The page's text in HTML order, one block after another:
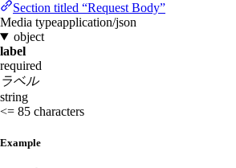
Section titled “Request Body”
Media typeapplication/json
object
label
required
ラベル
string
<= 85 characters
Example